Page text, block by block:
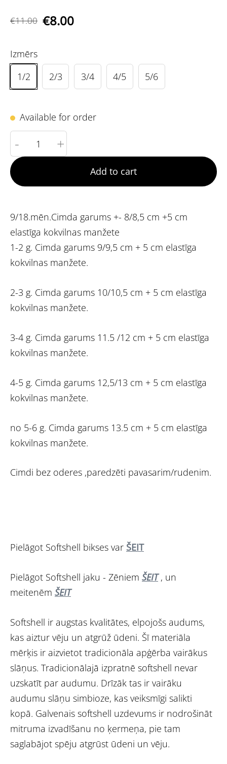
€11.00 €8.00
Izmērs
1/2
2/3 3/4 4/5 5/6
Available for order
- +
Add to cart
9/18.mēn.Cimda garums +- 8/8,5 cm +5 cm
elastīga kokvilnas manžete
1-2 g. Cimda garums 9/9,5 cm + 5 cm elastīga
kokvilnas manžete.
2-3 g. Cimda garums 10/10,5 cm + 5 cm elastīga
kokvilnas manžete.
3-4 g. Cimda garums 11.5 /12 cm + 5 cm elastīga
kokvilnas manžete.
4-5 g. Cimda garums 12,5/13 cm + 5 cm elastīga
kokvilnas manžete.
no 5-6 g. Cimda garums 13.5 cm + 5 cm elastīga
kokvilnas manžete.
Cimdi bez oderes ,paredzēti pavasarim/rudenim.
Pielāgot Softshell bikses var ŠEIT
Pielāgot Softshell jaku - Zēniem ŠEIT, un
meitenēm ŠEIT
Softshell ir augstas kvalitātes, elpojošs audums,
kas aiztur vēju un atgrūž ūdeni. Šī materiāla
mērķis ir aizvietot tradicionāla apģērba vairākus
slāņus. Tradicionālajā izpratnē softshell nevar
uzskatīt par audumu. Drīzāk tas ir vairāku
audumu slāņu simbioze, kas veiksmīgi salikti
kopā. Galvenais softshell uzdevums ir nodrošināt
mitruma izvadīšanu no ķermeņa, pie tam
saglabājot spēju atgrūst ūdeni un vēju.